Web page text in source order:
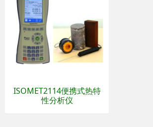
ISOMET2114便携式热特
性分析仪